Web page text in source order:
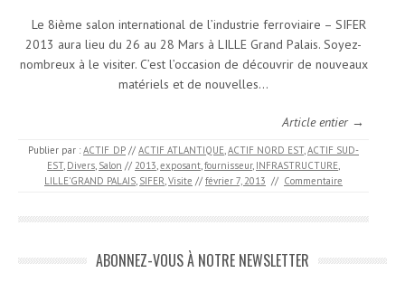
Le 8ième salon international de l’industrie ferroviaire – SIFER
2013 aura lieu du 26 au 28 Mars à LILLE Grand Palais. Soyez-
nombreux à le visiter. C’est l’occasion de découvrir de nouveaux
matériels et de nouvelles…
Article entier →
Publier par : ACTIF_DP // ACTIF ATLANTIQUE ACTIF NORD EST, ACTIF SUD-
EST, Divers Salon // 2013 exposant fournisseur, INFRASTRUCTURE
LILLE'GRAND PALAIS SIFER Visite // février 7, 2013 // Commentaire
ABONNEZ-VOUS À NOTRE NEWSLETTER